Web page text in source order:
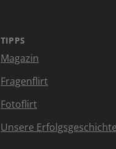
TIPPS
Magazin
Fragenflirt
Fotoflirt
Unsere